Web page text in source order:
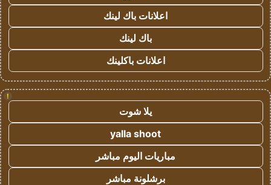
اعلانات باك لينك
باك لينك
اعلانات باكلينك
!
يلا شوت
yalla shoot
مباريات اليوم مباشر
برشلونة مباشر